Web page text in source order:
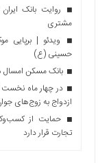
روایت بانک
مشتری
ویدئو | برپایی
حسینی (ع)
بانک مسکن امسال
ازدواج به زوج‌های
حمایت از
تجارت قرار دارد